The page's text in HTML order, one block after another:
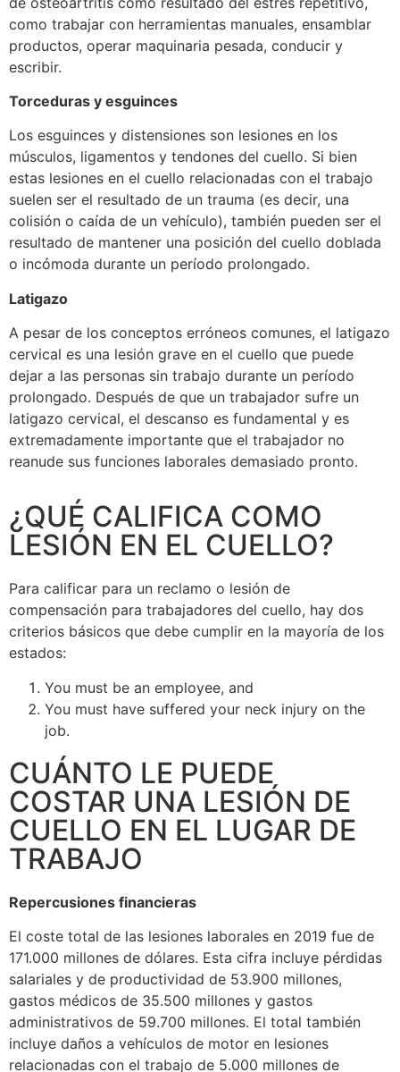
como trabajar con herramientas manuales, ensamblar
productos, operar maquinaria pesada, conducir y
escribir.
Torceduras y esguinces
Los esguinces y distensiones son lesiones en los
músculos, ligamentos y tendones del cuello. Si bien
estas lesiones en el cuello relacionadas con el trabajo
suelen ser el resultado de un trauma (es decir, una
colisión o caída de un vehículo), también pueden ser el
resultado de mantener una posición del cuello doblada
o incómoda durante un período prolongado.
Latigazo
A pesar de los conceptos erróneos comunes, el latigazo
cervical es una lesión grave en el cuello que puede
dejar a las personas sin trabajo durante un período
prolongado. Después de que un trabajador sufre un
latigazo cervical, el descanso es fundamental y es
extremadamente importante que el trabajador no
reanude sus funciones laborales demasiado pronto.
¿QUÉ CALIFICA COMO
LESIÓN EN EL CUELLO?
Para calificar para un reclamo o lesión de
compensación para trabajadores del cuello, hay dos
criterios básicos que debe cumplir en la mayoría de los
estados:
You must be an employee, and
You must have suffered your neck injury on the
job.
CUÁNTO LE PUEDE
COSTAR UNA LESIÓN DE
CUELLO EN EL LUGAR DE
TRABAJO
Repercusiones financieras
El coste total de las lesiones laborales en 2019 fue de
171.000 millones de dólares. Esta cifra incluye pérdidas
salariales y de productividad de 53.900 millones,
gastos médicos de 35.500 millones y gastos
administrativos de 59.700 millones. El total también
incluye daños a vehículos de motor en lesiones
relacionadas con el trabajo de 5.000 millones de